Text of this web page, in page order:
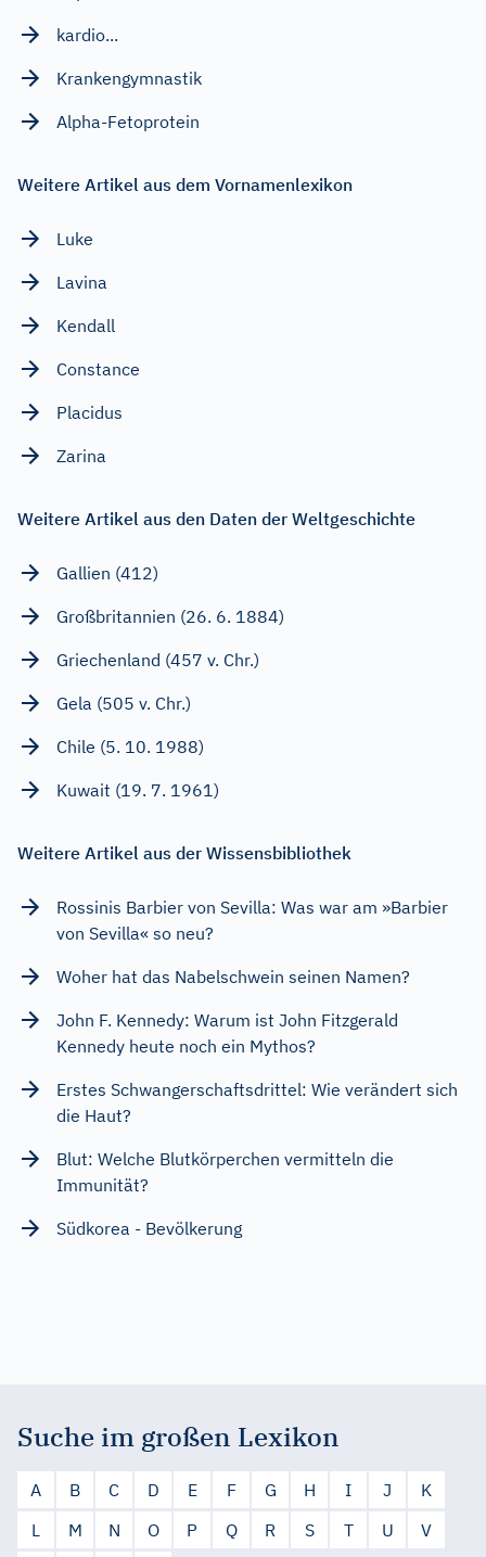
kardio...
Krankengymnastik
Alpha-Fetoprotein
Weitere Artikel aus dem Vornamenlexikon
Luke
Lavina
Kendall
Constance
Placidus
Zarina
Weitere Artikel aus den Daten der Weltgeschichte
Gallien (412)
Großbritannien (26. 6. 1884)
Griechenland (457 v. Chr.)
Gela (505 v. Chr.)
Chile (5. 10. 1988)
Kuwait (19. 7. 1961)
Weitere Artikel aus der Wissensbibliothek
Rossinis Barbier von Sevilla: Was war am »Barbier
von Sevilla« so neu?
Woher hat das Nabelschwein seinen Namen?
John F. Kennedy: Warum ist John Fitzgerald
Kennedy heute noch ein Mythos?
Erstes Schwangerschaftsdrittel: Wie verändert sich
die Haut?
Blut: Welche Blutkörperchen vermitteln die
Immunität?
Südkorea - Bevölkerung
Suche im großen Lexikon
A B C D E F G H I J
K
L
M N O P Q R S T U
V